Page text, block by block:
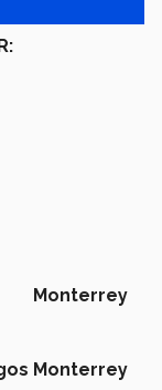
Monterrey
Monterrey